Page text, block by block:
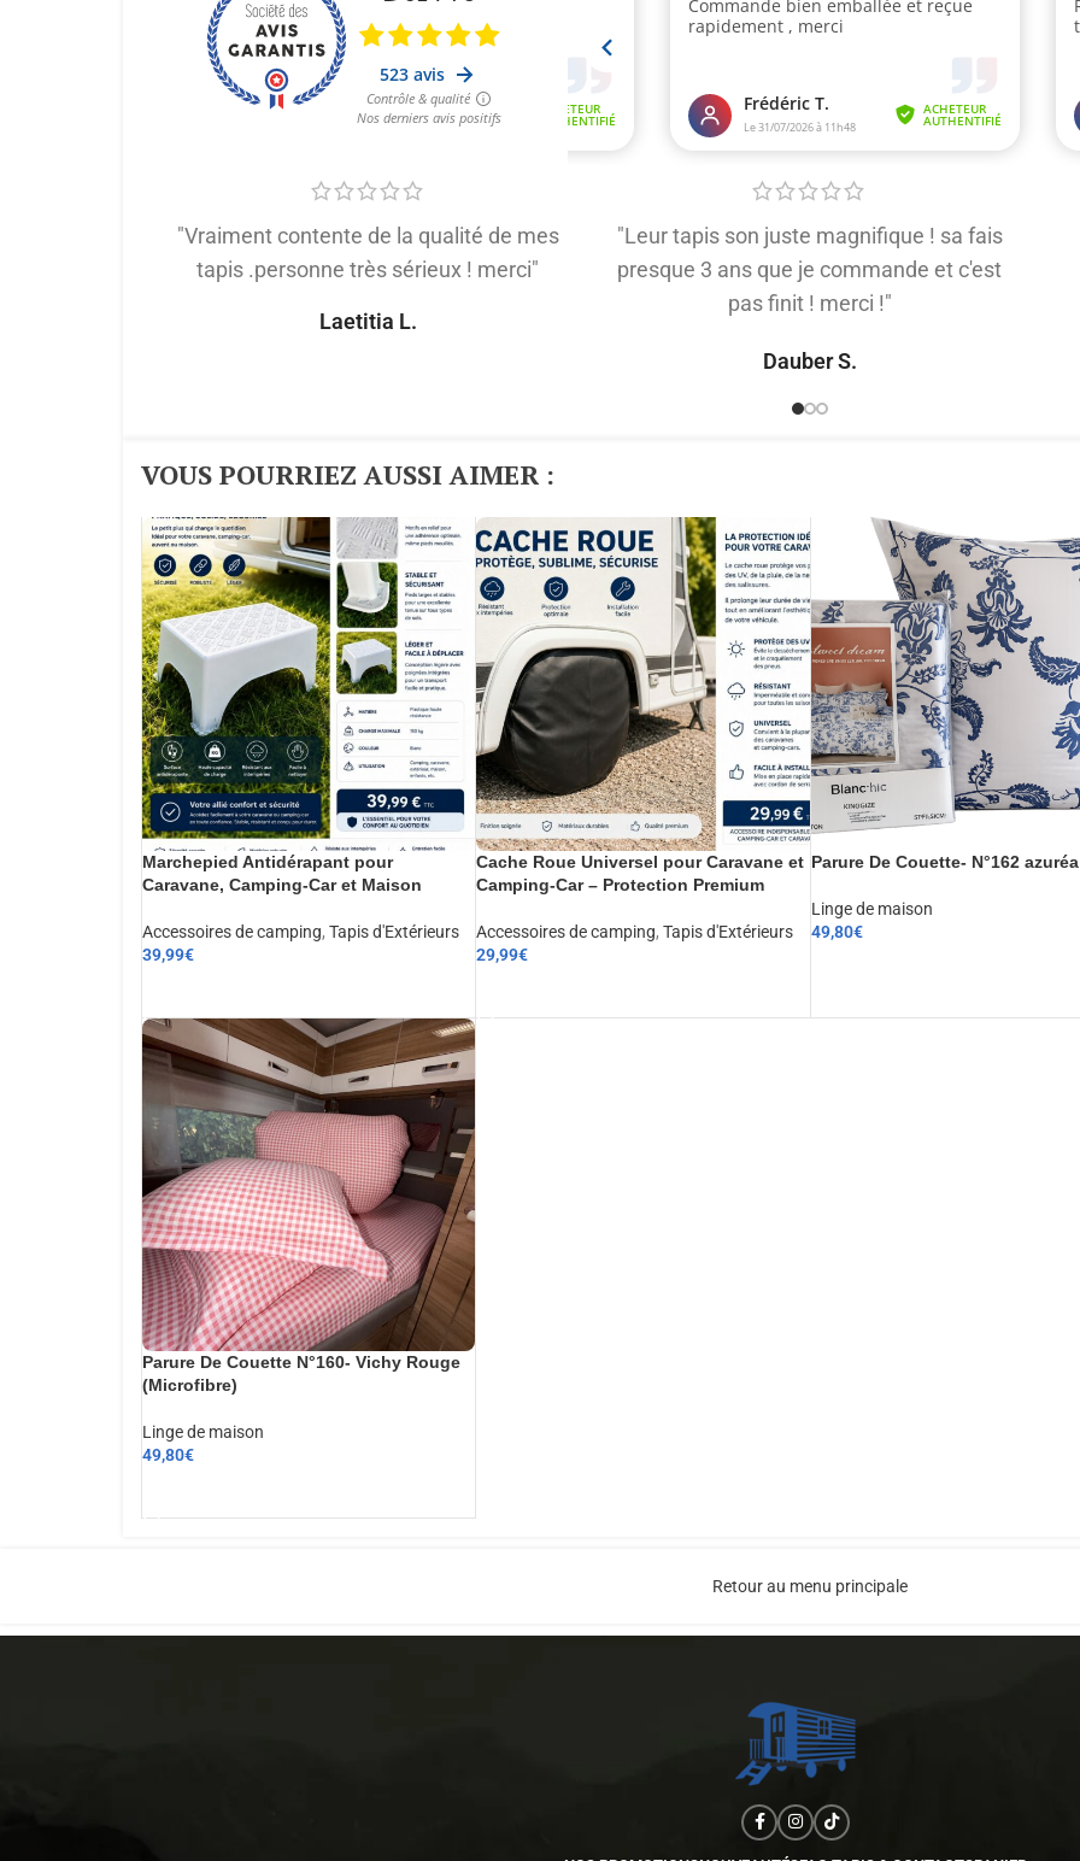
"Vraiment contente de la qualité de mes
tapis .personne très sérieux ! merci"
Laetitia L.
"Leur tapis son juste magnifique ! sa fais
presque 3 ans que je commande et c'est
pas finit ! merci !"
Dauber S.
VOUS POURRIEZ AUSSI AIMER :​
Marchepied Antidérapant pour
Caravane, Camping-Car et Maison
Accessoires de camping, Tapis d'Extérieurs
39,99€
Cache Roue Universel pour Caravane et
Camping-Car – Protection Premium
Accessoires de camping, Tapis d'Extérieurs
29,99€
Parure De Couette- N°162 azuréa
Linge de maison
49,80€
Parure De Couette N°160- Vichy Rouge
(Microfibre)
Linge de maison
49,80€
Retour au menu principale